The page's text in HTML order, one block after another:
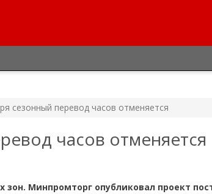
сезонный перевод часов отменяется
часов отменяется
зон. Минпромторг опубликовал проект